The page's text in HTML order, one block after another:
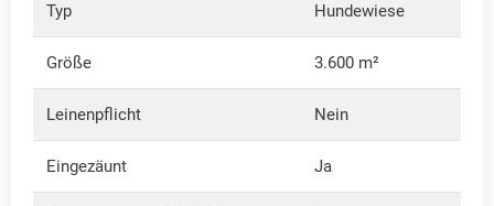
Typ Hundewiese
Größe 3.600 m²
Leinenpflicht Nein
Eingezäunt Ja